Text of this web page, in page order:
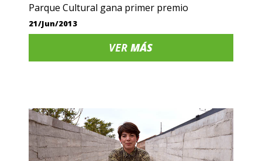
Parque Cultural gana primer premio
21/Jun/2013
VERMÁS